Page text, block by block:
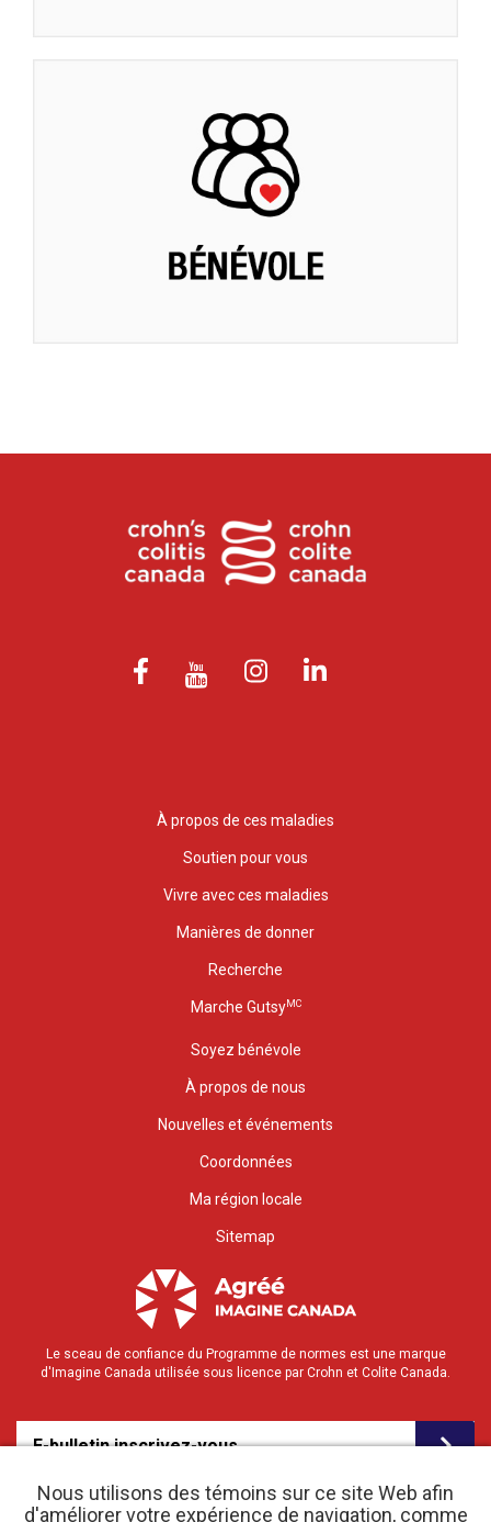
Nous utilisons des témoins sur ce site Web afin
d'améliorer votre expérience de navigation, comme
À propos de ces maladies
Soutien pour vous
Vivre avec ces maladies
Manières de donner
Recherche
Marche GutsyMC
Soyez bénévole
À propos de nous
Nouvelles et événements
Coordonnées
Ma région locale
Sitemap
Le sceau de confiance du Programme de normes est une marque
d'Imagine Canada utilisée sous licence par Crohn et Colite Canada.
E-bulletin inscrivez-vous